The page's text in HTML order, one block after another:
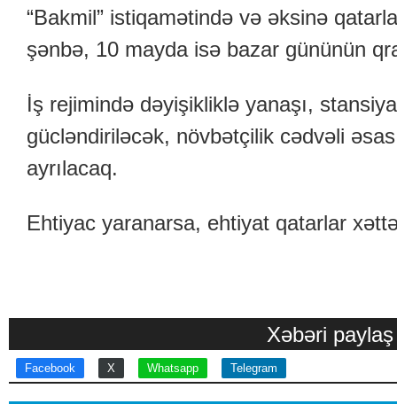
“Bakmil” istiqamətində və əksinə
şənbə, 10 mayda isə bazar gününün
İş rejimində dəyişikliklə yanaşı,
gücləndiriləcək, növbətçilik cədvəli
ayrılacaq.
Ehtiyac yaranarsa, ehtiyat qatarlar
Xəbəri paylaş
Facebook X Whatsapp Telegram